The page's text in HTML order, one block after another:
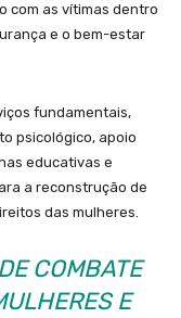
com as vítimas dentro
e o bem-estar
fundamentais,
psicológico, apoio
educativas e
a reconstrução de
das mulheres.
COMBATE
E